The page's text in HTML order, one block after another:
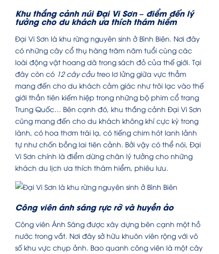
Khu thắng cảnh núi Đại Vi Sơn – điểm đến lý
tưởng cho du khách ưa thích thám hiểm
Đại Vi Sơn là khu rừng nguyên sinh ở Bình Biên. Nơi đây
có những cây cổ thụ hàng trăm năm tuổi cùng các
loài động vật hoang dã trong sách đỏ của thế giới. Tại
đây còn có 12 cây cầutreo lơ lửng giữa vực thẳm
mang đến cho du khách cảm giác như trôi lạc vào thế
giới thần tiên kiếm hiệp trong những bộ phim cổ trang
Trung Quốc… Bên cạnh đó, khu thắng cảnh Đại Vi Sơn
cũng mang đến cho du khách không khí cực kỳ trong
lành, có hoa thơm trái lạ, có tiếng chim hót lanh lảnh
tự như chốn bồng lai tiên cảnh. Bởi vậy có thể nói, Đại
Vi Sơn chính là điểm dừng chân lý tưởng cho những
khách du lịch ưa thích thám hiểm, phiêu lưu.
Công viên ánh sáng rực rỡ và huyền ảo
Công viên Ánh Sáng được xây dựng bên cạnh một hồ
nước trong vắt. Nơi đây sở hữu khuôn viên rộng với vô
số khu vực chụp ảnh. Bao quanh công viên là một cây